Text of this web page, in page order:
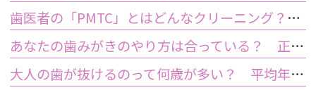
歯医者の「PMTC」とはどんなクリーニング？スケーリングとは何が違うの？
あなたの歯みがきのやり方は合っている？ 正しい歯みがき方法と間違った方法
大人の歯が抜けるのって何歳が多い？ 平均年齢と原因について